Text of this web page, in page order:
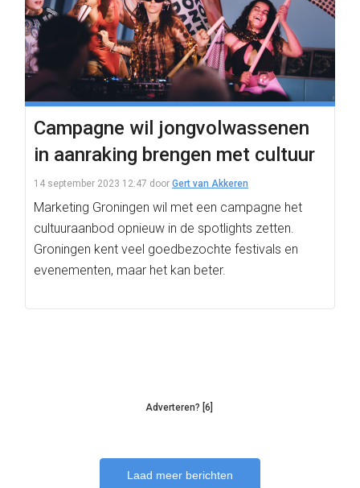
Campagne wil jongvolwassenen
in aanraking brengen met cultuur
14 september 2023 12:47 door Gert van Akkeren
Marketing Groningen wil met een campagne het
cultuuraanbod opnieuw in de spotlights zetten.
Groningen kent veel goedbezochte festivals en
evenementen, maar het kan beter.
Adverteren? [6]
Laad meer berichten